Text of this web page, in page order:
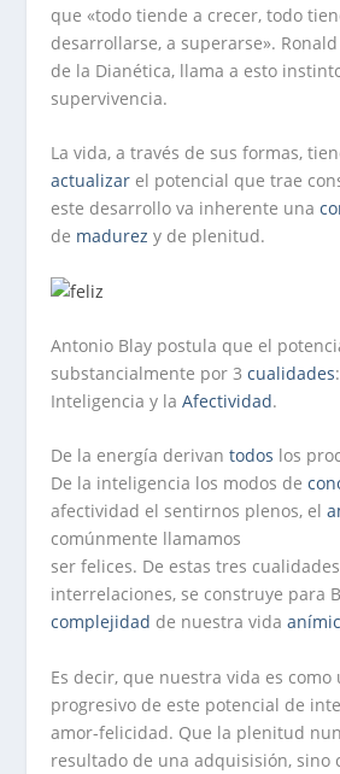
que «todo tiende a crecer, todo
desarrollarse, a superarse». Ronald
de la Dianética, llama a esto
supervivencia.
La vida, a través de sus formas,
actualizar el potencial que trae
este desarrollo va inherente una
de madurez y de plenitud.
Antonio Blay postula que el
substancialmente por 3cualidades
Inteligencia y laAfectividad.
De la energía derivantodos los
De la inteligencia los modos de
afectividad el sentirnos plenos, el
comúnmente llamamos
ser felices. De estas tres
interrelaciones, se construye para
complejidad de nuestra vida
Es decir, que nuestra vida es como
progresivo de este potencial de
amor-felicidad. Que la plenitud
resultado de una adquisisión, sino